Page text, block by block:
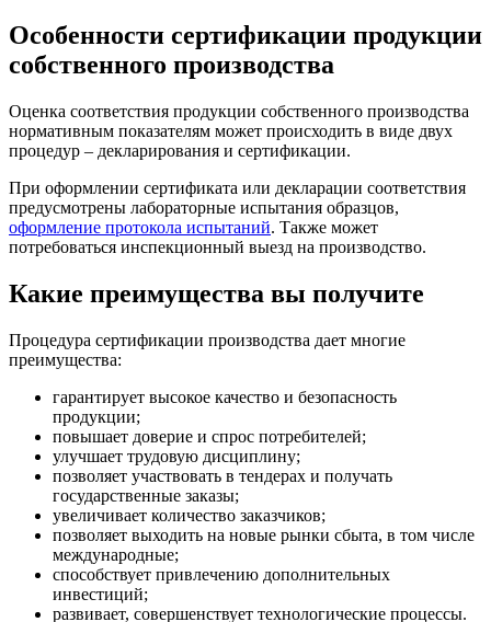
Особенности сертификации продукции
собственного производства
Оценка соответствия продукции собственного производства
нормативным показателям может происходить в виде двух
процедур – декларирования и сертификации.
При оформлении сертификата или декларации соответствия
предусмотрены лабораторные испытания образцов,
оформление протокола испытаний. Также может
потребоваться инспекционный выезд на производство.
Какие преимущества вы получите
Процедура сертификации производства дает многие
преимущества:
гарантирует высокое качество и безопасность
продукции;
повышает доверие и спрос потребителей;
улучшает трудовую дисциплину;
позволяет участвовать в тендерах и получать
государственные заказы;
увеличивает количество заказчиков;
позволяет выходить на новые рынки сбыта, в том числе
международные;
способствует привлечению дополнительных
инвестиций;
развивает, совершенствует технологические процессы.